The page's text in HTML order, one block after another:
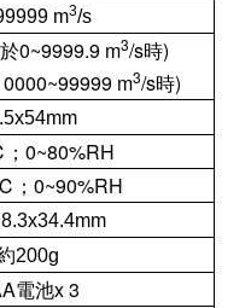
m3/s
0~9999.9 m3/s時)
m3/s時)
； 0~80%RH
； 0~90%RH
200g
電池x 3